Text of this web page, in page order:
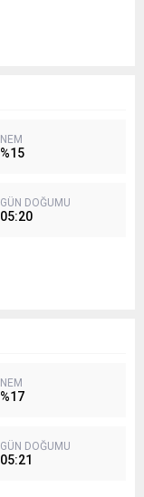
NEM
%15
GÜN DOĞUMU
05:20
NEM
%17
GÜN DOĞUMU
05:21